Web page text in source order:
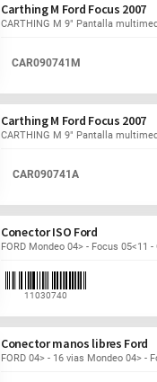
Carthing M Ford Focus 2007
CARTHING M 9" Pantalla
CAR090741M
Carthing M Ford Focus 2007
CARTHING M 9" Pantalla
CAR090741A
Conector ISO Ford
FORD Mondeo 04> - Focus 05<11 -
11030740
Conector manos libres Ford
FORD 04> - 16 vias Mondeo 04> -